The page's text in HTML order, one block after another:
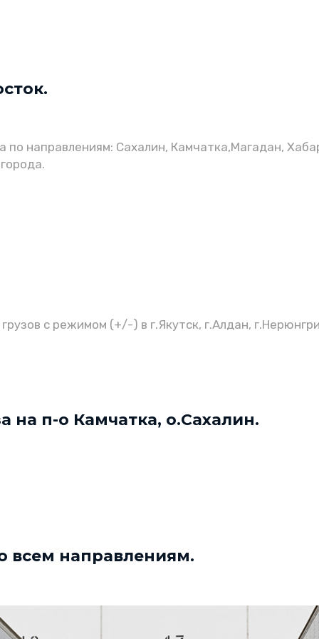
по направлениям: Сахалин, Камчатка,Магадан,
с режимом (+/-) в г.Якутск, г.Алдан,
на п-о Камчатка, о.Сахалин.
всем направлениям.